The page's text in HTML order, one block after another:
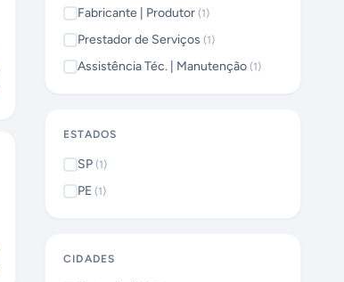
Fabricante | Produtor (1)
Prestador de Serviços (1)
Assistência Téc. | Manutenção (1)
ESTADOS
SP (1)
PE (1)
CIDADES